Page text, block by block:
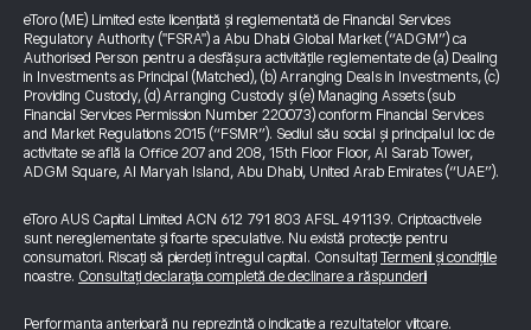
eToro (ME) Limited este licențiată și reglementată de Financial Services
Regulatory Authority ("FSRA") a Abu Dhabi Global Market (“ADGM”) ca
Authorised Person pentru a desfășura activitățile reglementate de (a) Dealing
in Investments as Principal (Matched), (b) Arranging Deals in Investments, (c)
Providing Custody, (d) Arranging Custody și (e) Managing Assets (sub
Financial Services Permission Number 220073) conform Financial Services
and Market Regulations 2015 (“FSMR”). Sediul său social și principalul loc de
activitate se află la Office 207 and 208, 15th Floor Floor, Al Sarab Tower,
ADGM Square, Al Maryah Island, Abu Dhabi, United Arab Emirates (“UAE”).
eToro AUS Capital Limited ACN 612 791 803 AFSL 491139. Criptoactivele
sunt nereglementate și foarte speculative. Nu există protecție pentru
consumatori. Riscați să pierdeți întregul capital. Consultați Termenii și condițiile
noastre. Consultați declarația completă de declinare a răspunderii
Performanța anterioară nu reprezintă o indicație a rezultatelor viitoare.